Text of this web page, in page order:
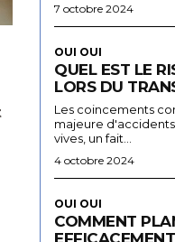
7 octobre 2024
OUI OUI
QUEL EST LE
LORS DU
Les coincements
majeure
vives, un fait...
4 octobre 2024
OUI OUI
COMMENT